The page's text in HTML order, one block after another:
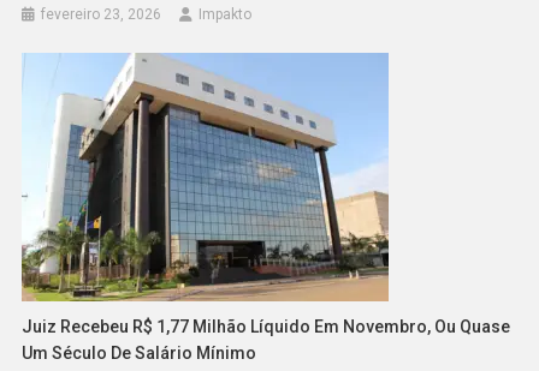
fevereiro 23, 2026 Impakto
Juiz Recebeu R$ 1,77 Milhão Líquido Em Novembro, Ou Quase
Um Século De Salário Mínimo